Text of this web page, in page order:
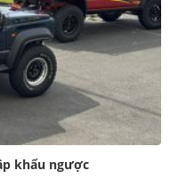
khẩu ngược